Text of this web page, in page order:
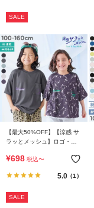
SALE
【最大50%OFF】【涼感 サ
ラッとメッシュ】ロゴ・総
き 半袖Tシャツ(一部セット
¥698 税込〜
5.0（1）
SALE